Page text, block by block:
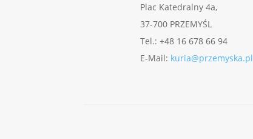
Plac Katedralny 4a,
37-700 PRZEMYŚL
Tel.: +48 16 678 66 94
E-Mail: kuria@przemyska.pl